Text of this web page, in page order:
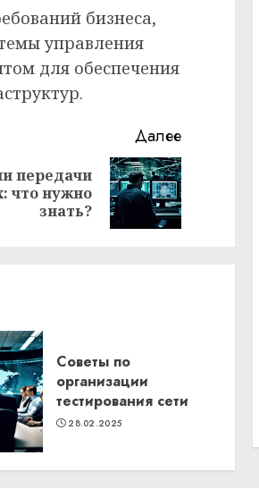
бизнеса,
управления
для обеспечения
Далее
передачи
что нужно
знать?
Советы по
организации
тестирования сети
28.02.2025